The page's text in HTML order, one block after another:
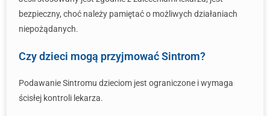
bezpieczny, choć należy pamiętać o możliwych działaniach
niepożądanych.
Czy dzieci mogą przyjmować Sintrom?
Podawanie Sintromu dzieciom jest ograniczone i wymaga
ścisłej kontroli lekarza.